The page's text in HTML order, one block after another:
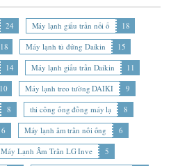
24 Máy lạnh giấu trần nối ố
18
18 Máy lạnh tủ đứng Daikin
15
14 Máy lạnh giấu trần Daikin
11
10 Máy lạnh treo tường DAIKI
9
8 thi công ống đồng máy lạ
8
6 Máy lạnh âm trần nối ống
6
Máy Lạnh Âm Trần LG Inve
5